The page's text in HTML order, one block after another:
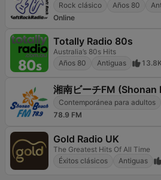
Rock clásico
Años 80
Online
Totally Radio 80s
Australia’s 80s Hits
Años 80
Antiguas
湘南ビーチFM (Shonan
Contemporánea para adultos
78.9 FM
Gold Radio UK
The Greatest Hits Of All Time
Éxitos clásicos
Antiguas